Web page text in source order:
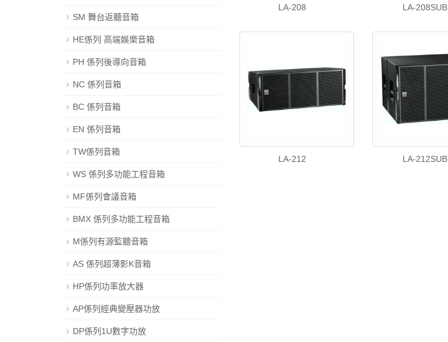
LA-208 LA-208SUB
LA-212 LA-212SUB
SM 舞台返聽音箱
HE係列 高端娛樂音箱
PH 係列後導向音箱
NC 係列音箱
BC 係列音箱
EN 係列音箱
TW係列音箱
WS 係列多功能工程音箱
MF係列會議音箱
BMX 係列多功能工程音箱
M係列有源監聽音箱
AS 係列超薄影K音箱
HP係列功率放大器
AP係列經典變壓器功放
DP係列1U數字功放